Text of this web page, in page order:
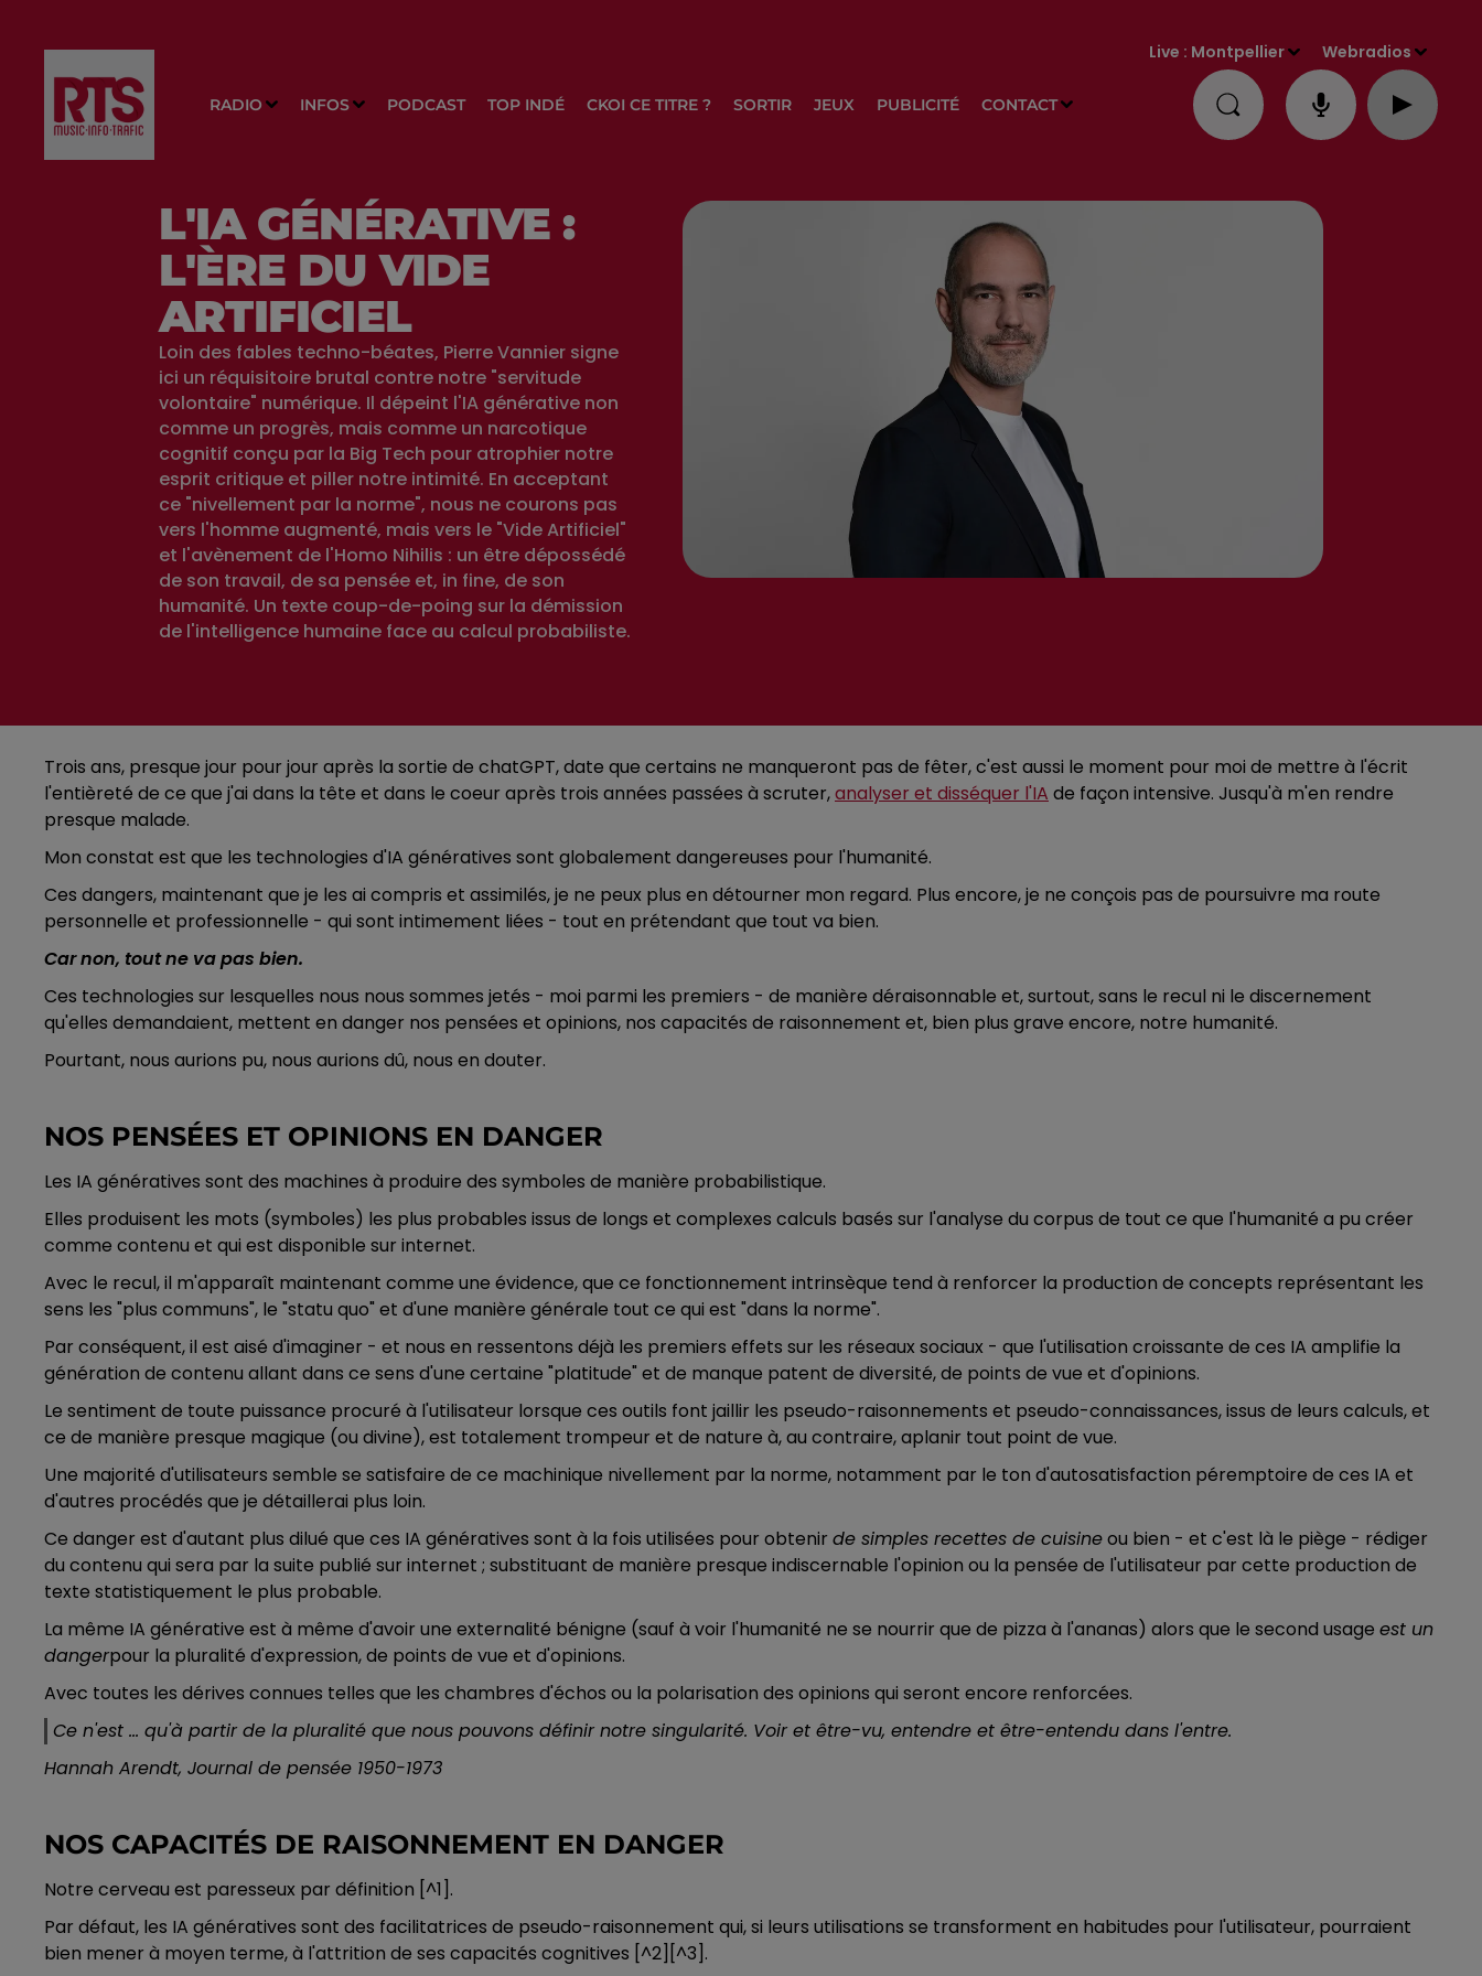
RADIO INFOS PODCAST TOP INDÉ CKOI CE TITRE ? SORTIR JEUX PUBLICITÉ CONTACT
Live : Montpellier Webradios
L'IA GÉNÉRATIVE :
L'ÈRE DU VIDE
ARTIFICIEL
Loin des fables techno-béates, Pierre Vannier signe
ici un réquisitoire brutal contre notre "servitude
volontaire" numérique. Il dépeint l'IA générative non
comme un progrès, mais comme un narcotique
cognitif conçu par la Big Tech pour atrophier notre
esprit critique et piller notre intimité. En acceptant
ce "nivellement par la norme", nous ne courons pas
vers l'homme augmenté, mais vers le "Vide Artificiel"
et l'avènement de l'Homo Nihilis : un être dépossédé
de son travail, de sa pensée et, in fine, de son
humanité. Un texte coup-de-poing sur la démission
de l'intelligence humaine face au calcul probabiliste.
Trois ans, presque jour pour jour après la sortie de chatGPT, date que certains ne manqueront pas de fêter, c'est aussi le moment pour moi de mettre à l'écrit
l'entièreté de ce que j'ai dans la tête et dans le coeur après trois années passées à scruter,analyser et disséquer l'IA de façon intensive. Jusqu'à m'en rendre
presque malade.
Mon constat est que les technologies d'IA génératives sont globalement dangereuses pour l'humanité.
Ces dangers, maintenant que je les ai compris et assimilés, je ne peux plus en détourner mon regard. Plus encore, je ne conçois pas de poursuivre ma route
personnelle et professionnelle - qui sont intimement liées - tout en prétendant que tout va bien.
Car non, tout ne va pas bien.
Ces technologies sur lesquelles nous nous sommes jetés - moi parmi les premiers - de manière déraisonnable et, surtout, sans le recul ni le discernement
qu'elles demandaient, mettent en danger nos pensées et opinions, nos capacités de raisonnement et, bien plus grave encore, notre humanité.
Pourtant, nous aurions pu, nous aurions dû, nous en douter.
NOS PENSÉES ET OPINIONS EN DANGER
Les IA génératives sont des machines à produire des symboles de manière probabilistique.
Elles produisent les mots (symboles) les plus probables issus de longs et complexes calculs basés sur l'analyse du corpus de tout ce que l'humanité a pu créer
comme contenu et qui est disponible sur internet.
Avec le recul, il m'apparaît maintenant comme une évidence, que ce fonctionnement intrinsèque tend à renforcer la production de concepts représentant les
sens les "plus communs", le "statu quo" et d'une manière générale tout ce qui est "dans la norme".
Par conséquent, il est aisé d'imaginer - et nous en ressentons déjà les premiers effets sur les réseaux sociaux - que l'utilisation croissante de ces IA amplifie la
génération de contenu allant dans ce sens d'une certaine "platitude" et de manque patent de diversité, de points de vue et d'opinions.
Le sentiment de toute puissance procuré à l'utilisateur lorsque ces outils font jaillir les pseudo-raisonnements et pseudo-connaissances, issus de leurs calculs, et
ce de manière presque magique (ou divine), est totalement trompeur et de nature à, au contraire, aplanir tout point de vue.
Une majorité d'utilisateurs semble se satisfaire de ce machinique nivellement par la norme, notamment par le ton d'autosatisfaction péremptoire de ces IA et
d'autres procédés que je détaillerai plus loin.
Ce danger est d'autant plus dilué que ces IA génératives sont à la fois utilisées pour obtenir de simples recettes de cuisineou bien - et c'est là le piège - rédiger
du contenu qui sera par la suite publié sur internet ; substituant de manière presque indiscernable l'opinion ou la pensée de l'utilisateur par cette production de
texte statistiquement le plus probable.
La même IA générative est à même d'avoir une externalité bénigne (sauf à voir l'humanité ne se nourrir que de pizza à l'ananas) alors que le second usage est un
dangerpour la pluralité d'expression, de points de vue et d'opinions.
Avec toutes les dérives connues telles que les chambres d'échos ou la polarisation des opinions qui seront encore renforcées.
Ce n'est ... qu'à partir de la pluralité que nous pouvons définir notre singularité. Voir et être-vu, entendre et être-entendu dans l'entre.
Hannah Arendt, Journal de pensée 1950-1973
NOS CAPACITÉS DE RAISONNEMENT EN DANGER
Notre cerveau est paresseux par définition [^1].
Par défaut, les IA génératives sont des facilitatrices de pseudo-raisonnement qui, si leurs utilisations se transforment en habitudes pour l'utilisateur, pourraient
bien mener à moyen terme, à l'attrition de ses capacités cognitives [^2][^3].